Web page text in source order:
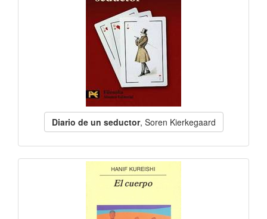
Diario de un seductor, Soren Kierkegaard